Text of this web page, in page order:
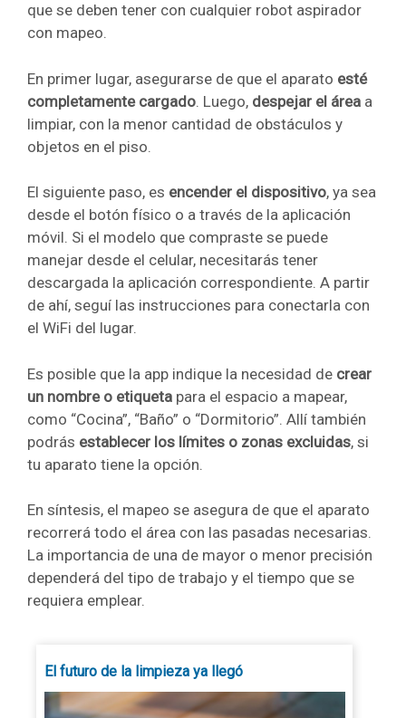
que se deben tener con cualquier robot aspirador
con mapeo.
En primer lugar, asegurarse de que el aparato esté
completamente cargado. Luego, despejar el área a
limpiar, con la menor cantidad de obstáculos y
objetos en el piso.
El siguiente paso, es encender el dispositivo, ya sea
desde el botón físico o a través de la aplicación
móvil. Si el modelo que compraste se puede
manejar desde el celular, necesitarás tener
descargada la aplicación correspondiente. A partir
de ahí, seguí las instrucciones para conectarla con
el WiFi del lugar.
Es posible que la app indique la necesidad de crear
un nombre o etiqueta para el espacio a mapear,
como “Cocina”, “Baño” o “Dormitorio”. Allí también
podrás establecer los límites o zonas excluidas, si
tu aparato tiene la opción.
En síntesis, el mapeo se asegura de que el aparato
recorrerá todo el área con las pasadas necesarias.
La importancia de una de mayor o menor precisión
dependerá del tipo de trabajo y el tiempo que se
requiera emplear.
El futuro de la limpieza ya llegó